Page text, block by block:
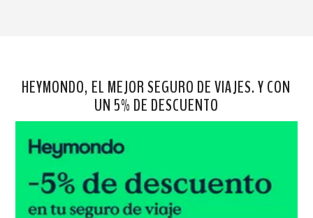
HEYMONDO, EL MEJOR SEGURO DE VIAJES. Y CON
UN 5% DE DESCUENTO